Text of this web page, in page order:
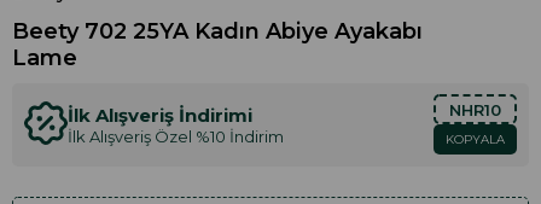
Beety 702 25YA Kadın Abiye Ayakabı
Lame
İlk Alışveriş İndirimi
İlk Alışveriş Özel %10 İndirim
NHR10
KOPYALA